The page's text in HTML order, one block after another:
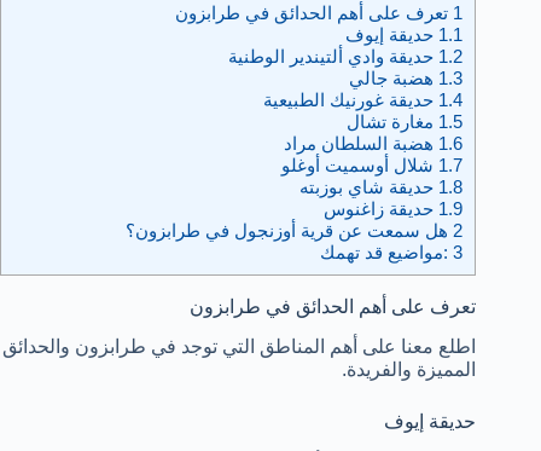
1 تعرف على أهم الحدائق في طرابزون
1.1 حديقة إيوف
1.2 حديقة وادي ألتيندير الوطنية
1.3 هضبة جالي
1.4 حديقة غورنيك الطبيعية
1.5 مغارة تشال
1.6 هضبة السلطان مراد
1.7 شلال أوسميت أوغلو
1.8 حديقة شاي بوزبته
1.9 حديقة زاغنوس
2 هل سمعت عن قرية أوزنجول في طرابزون؟
3:مواضيع قد تهمك
تعرف على أهم الحدائق في طرابزون
اطلع معنا على أهم المناطق التي توجد في طرابزون والحدائق
المميزة والفريدة.
حديقة إيوف